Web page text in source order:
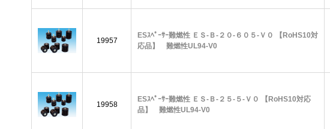
19957
ESｽﾍﾟｰｻｰ難燃性 ＥＳ-Ｂ-２０-６０５-Ｖ０ 【RoHS10対
応品】 難燃性UL94-V0
19958
ESｽﾍﾟｰｻｰ難燃性 ＥＳ-Ｂ-２５-５-Ｖ０ 【RoHS10対応
品】 難燃性UL94-V0